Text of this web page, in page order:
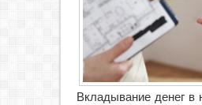
Вкладывание денег в